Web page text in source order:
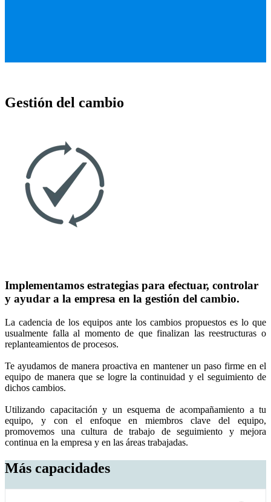
Gestión del cambio
Implementamos estrategias para efectuar, controlar
y ayudar a la empresa en la gestión del cambio.
La cadencia de los equipos ante los cambios propuestos es lo que
usualmente falla al momento de que finalizan las reestructuras o
replanteamientos de procesos.
Te ayudamos de manera proactiva en mantener un paso firme en el
equipo de manera que se logre la continuidad y el seguimiento de
dichos cambios.
Utilizando capacitación y un esquema de acompañamiento a tu
equipo, y con el enfoque en miembros clave del equipo,
promovemos una cultura de trabajo de seguimiento y mejora
continua en la empresa y en las áreas trabajadas.
Más capacidades